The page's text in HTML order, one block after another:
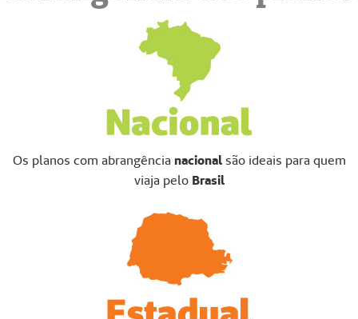
Os planos com abrangência nacionalsão ideais para quem
viaja pelo Brasil